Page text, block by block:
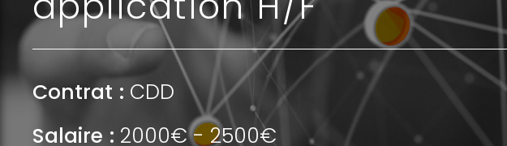
Contrat : CDD
Salaire : 2000€ - 2500€